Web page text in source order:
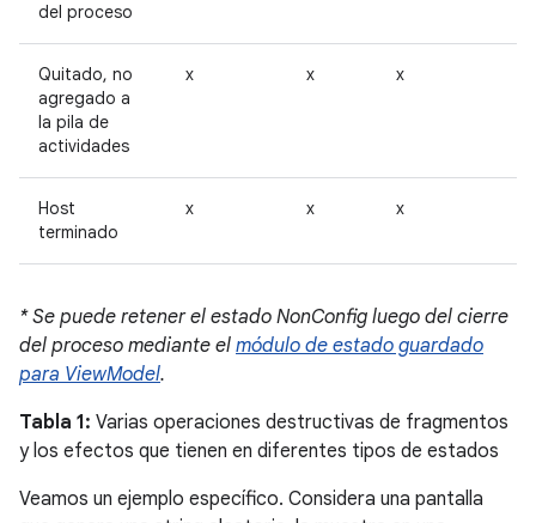
del proceso
Quitado, no
agregado a
la pila de
actividades
x x x
Host
terminado
x x x
* Se puede retener el estado NonConfig luego del cierre
del proceso mediante el módulo de estado guardado
para ViewModel.
Tabla 1: Varias operaciones destructivas de fragmentos
y los efectos que tienen en diferentes tipos de estados
Veamos un ejemplo específico. Considera una pantalla